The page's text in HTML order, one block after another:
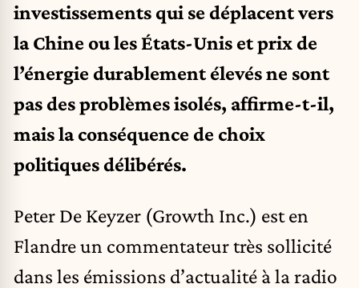
investissements qui se déplacent vers
la Chine ou les États-Unis et prix de
l’énergie durablement élevés ne sont
pas des problèmes isolés, affirme-t-il,
mais la conséquence de choix
politiques délibérés.
Peter De Keyzer (Growth Inc.) est en
Flandre un commentateur très sollicité
dans les émissions d’actualité à la radio